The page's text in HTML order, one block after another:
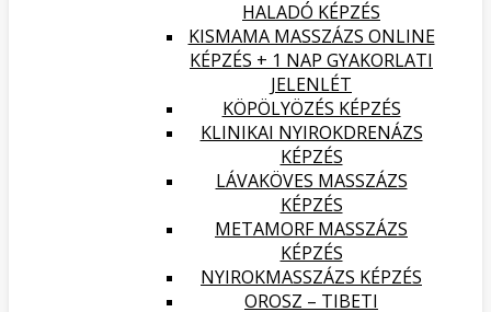
HALADÓ KÉPZÉS
KISMAMA MASSZÁZS ONLINE
KÉPZÉS + 1 NAP GYAKORLATI
JELENLÉT
KÖPÖLYÖZÉS KÉPZÉS
KLINIKAI NYIROKDRENÁZS
KÉPZÉS
LÁVAKÖVES MASSZÁZS
KÉPZÉS
METAMORF MASSZÁZS
KÉPZÉS
NYIROKMASSZÁZS KÉPZÉS
OROSZ – TIBETI